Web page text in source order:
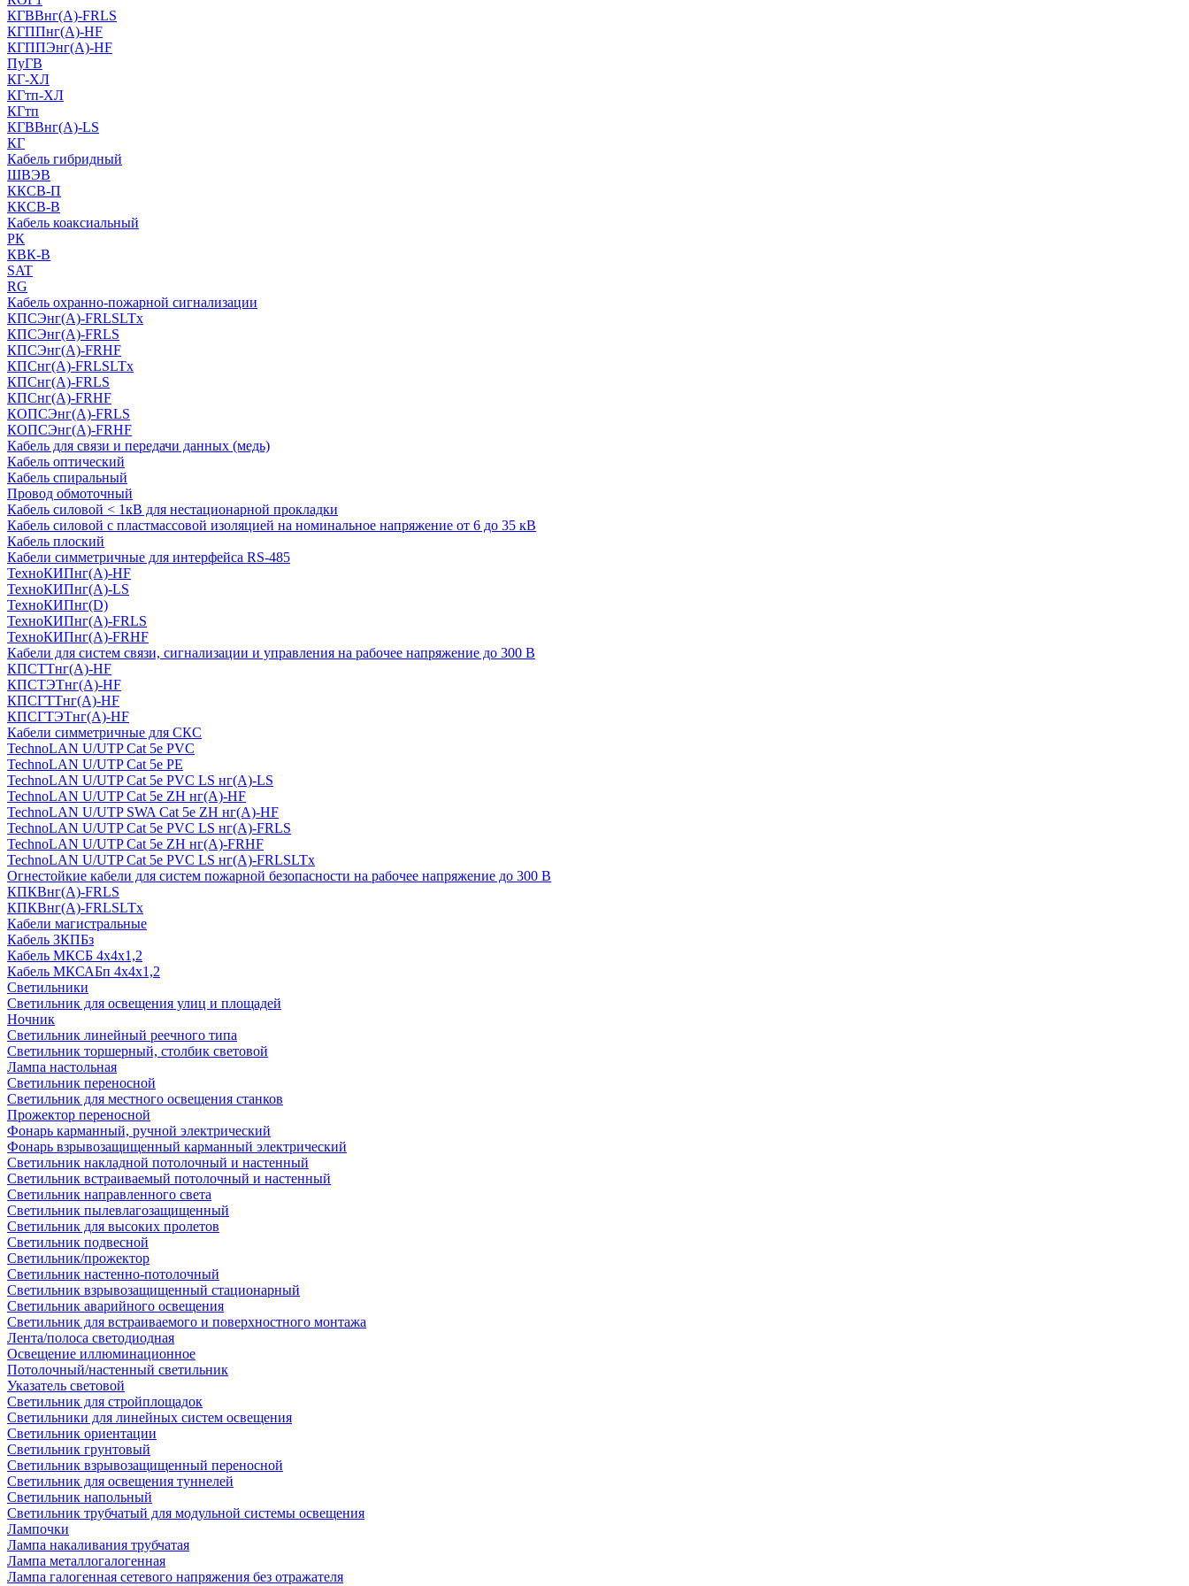
КГВВнг(А)-FRLS
КГППнг(A)-HF
КГППЭнг(A)-HF
ПуГВ
КГ-ХЛ
КГтп-ХЛ
КГтп
КГВВнг(А)-LS
КГ
Кабель гибридный
ШВЭВ
ККСВ-П
ККСВ-В
Кабель коаксиальный
РК
КВК-В
SAT
RG
Кабель охранно-пожарной сигнализации
КПСЭнг(А)-FRLSLTx
КПСЭнг(А)-FRLS
КПСЭнг(А)-FRHF
КПСнг(А)-FRLSLTx
КПСнг(А)-FRLS
КПСнг(А)-FRHF
КОПСЭнг(А)-FRLS
КОПСЭнг(А)-FRHF
Кабель для связи и передачи данных (медь)
Кабель оптический
Кабель спиральный
Провод обмоточный
Кабель силовой < 1кВ для нестационарной прокладки
Кабель силовой с пластмассовой изоляцией на номинальное напряжение от 6 до 35 кВ
Кабель плоский
Кабели симметричные для интерфейса RS-485
ТеxноКИПнг(A)-HF
ТеxноКИПнг(A)-LS
ТеxноКИПнг(D)
ТехноКИПнг(A)-FRLS
ТехноКИПнг(A)-FRHF
Кабели для систем связи, сигнализации и управления на рабочее напряжение до 300 В
КПСТТнг(A)-HF
КПСТЭТнг(A)-HF
КПСГТТнг(A)-HF
КПСГТЭТнг(A)-HF
Кабели симметричные для СКС
TechnoLAN U/UTP Cat 5e PVC
TechnoLAN U/UTP Cat 5e PE
TechnoLAN U/UTP Cat 5e PVC LS нг(A)-LS
TechnoLAN U/UTP Cat 5e ZH нг(A)-HF
TechnoLAN U/UTP SWA Cat 5e ZH нг(A)-HF
TechnoLAN U/UTP Cat 5e PVC LS нг(A)-FRLS
TechnoLAN U/UTP Cat 5e ZH нг(A)-FRHF
TechnoLAN U/UTP Cat 5e PVC LS нг(A)-FRLSLTx
Огнестойкие кабели для систем пожарной безопасности на рабочее напряжение до 300 В
КПКВнг(A)-FRLS
КПКВнг(A)-FRLSLTx
Кабели магистральные
Кабель ЗКПБз
Кабель МКСБ 4х4х1,2
Кабель МКСАБп 4х4х1,2
Светильники
Светильник для освещения улиц и площадей
Ночник
Светильник линейный реечного типа
Светильник торшерный, столбик световой
Лампа настольная
Светильник переносной
Светильник для местного освещения станков
Прожектор переносной
Фонарь карманный, ручной электрический
Фонарь взрывозащищенный карманный электрический
Светильник накладной потолочный и настенный
Светильник встраиваемый потолочный и настенный
Светильник направленного света
Светильник пылевлагозащищенный
Светильник для высоких пролетов
Светильник подвесной
Светильник/прожектор
Светильник настенно-потолочный
Светильник взрывозащищенный стационарный
Светильник аварийного освещения
Светильник для встраиваемого и поверхностного монтажа
Лента/полоса светодиодная
Освещение иллюминационное
Потолочный/настенный светильник
Указатель световой
Светильник для стройплощадок
Светильники для линейных систем освещения
Светильник ориентации
Светильник грунтовый
Светильник взрывозащищенный переносной
Светильник для освещения туннелей
Светильник напольный
Светильник трубчатый для модульной системы освещения
Лампочки
Лампа накаливания трубчатая
Лампа металлогалогенная
Лампа галогенная сетевого напряжения без отражателя